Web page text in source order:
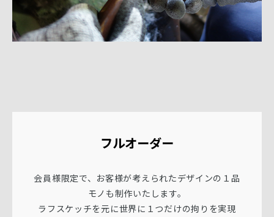
フルオーダー
会員様限定で、お客様が考えられたデザインの１品
モノも制作いたします。
ラフスケッチを元に世界に１つだけの拘りを実現